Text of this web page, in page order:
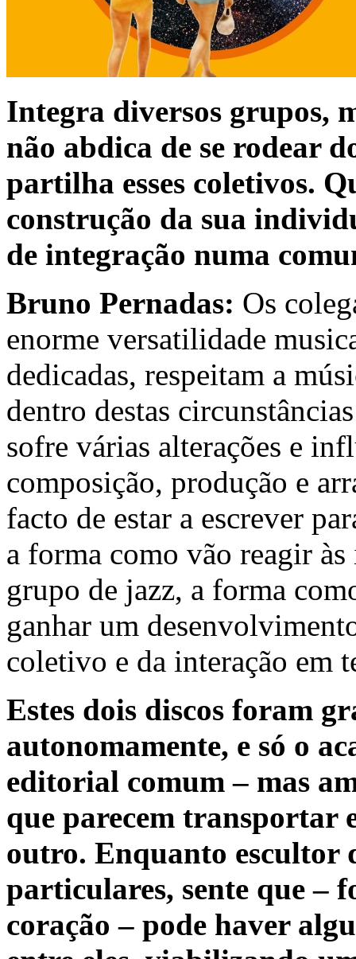
Integra diversos grupos,
não abdica de se rodear
partilha esses coletivos.
construção da sua
de integração numa
Bruno Pernadas: Os
enorme versatilidade
dedicadas, respeitam a
dentro destas
sofre várias alterações e
composição, produção e
facto de estar a escrever
a forma como vão reagir
grupo de jazz, a forma
ganhar um
coletivo e da interação em
Estes dois discos foram
autonomamente, e só o
editorial comum – mas
que parecem transportar
outro. Enquanto escultor
particulares, sente que –
coração – pode haver